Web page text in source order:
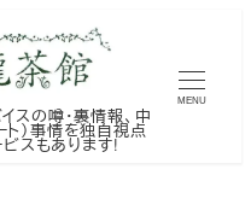
の噂・裏情報、中
ト）事情を独自視点
スもあります!
MENU